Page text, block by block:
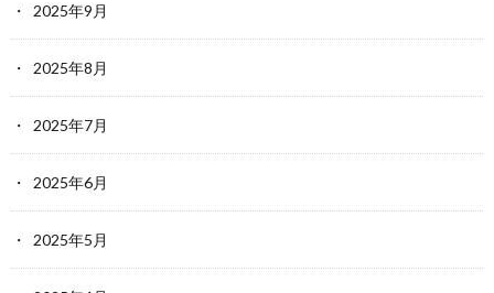
2025年9月
2025年8月
2025年7月
2025年6月
2025年5月